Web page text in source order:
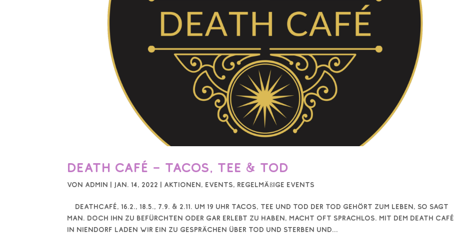
Death Café – Tacos, Tee & Tod
von Admin | Jan. 14, 2022 | Aktionen, Events, Regelmäßige Events
DeathCafé, 16.2., 18.5., 7.9. & 2.11. um 19 Uhr Tacos, Tee und Tod Der Tod gehört zum Leben, so sagt
man. Doch ihn zu befürchten oder gar erlebt zu haben, macht oft sprachlos. Mit dem Death Café
in Niendorf laden wir ein zu Gesprächen über Tod und Sterben und...